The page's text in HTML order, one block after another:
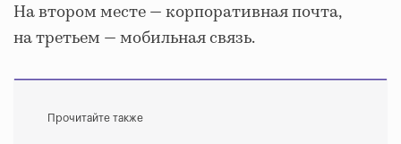
На втором месте — корпоративная почта,
на третьем — мобильная связь.
Прочитайте также